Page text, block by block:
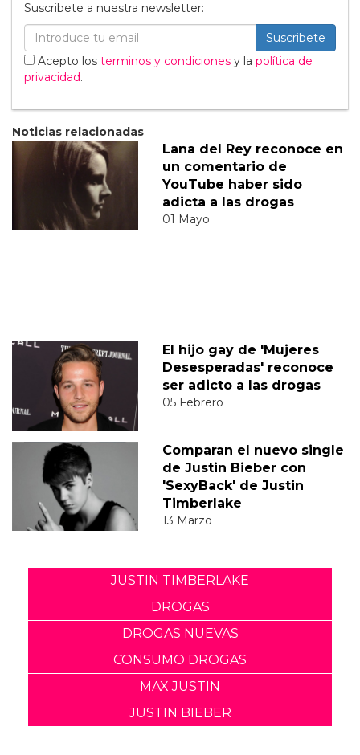
Suscribete a nuestra newsletter:
Suscribete
Acepto los terminos y condiciones y la política de
privacidad.
Noticias relacionadas
Lana del Rey reconoce en
un comentario de
YouTube haber sido
adicta a las drogas
01 Mayo
El hijo gay de 'Mujeres
Desesperadas' reconoce
ser adicto a las drogas
05 Febrero
Comparan el nuevo single
de Justin Bieber con
'SexyBack' de Justin
Timberlake
13 Marzo
JUSTIN TIMBERLAKE
DROGAS
DROGAS NUEVAS
CONSUMO DROGAS
MAX JUSTIN
JUSTIN BIEBER